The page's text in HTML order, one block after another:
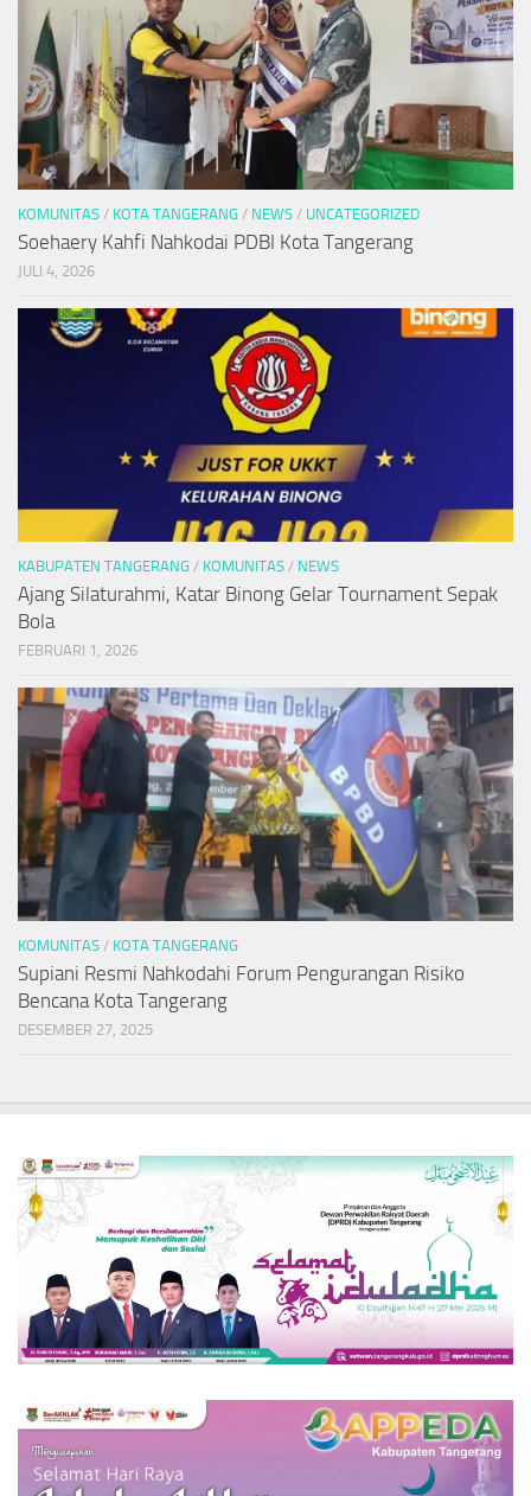
KOMUNITAS / KOTA TANGERANG / NEWS / UNCATEGORIZED
Soehaery Kahfi Nahkodai PDBI Kota Tangerang
JULI 4, 2026
KABUPATEN TANGERANG / KOMUNITAS / NEWS
Ajang Silaturahmi, Katar Binong Gelar Tournament Sepak
Bola
FEBRUARI 1, 2026
KOMUNITAS / KOTA TANGERANG
Supiani Resmi Nahkodahi Forum Pengurangan Risiko
Bencana Kota Tangerang
DESEMBER 27, 2025